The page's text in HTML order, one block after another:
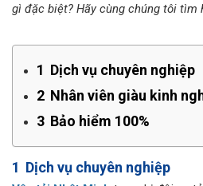
gì đặc biệt? Hãy cùng chúng tôi tìm
1 Dịch vụ chuyên nghiệp
2 Nhân viên giàu kinh
3 Bảo hiểm 100%
1 Dịch vụ chuyên nghiệp